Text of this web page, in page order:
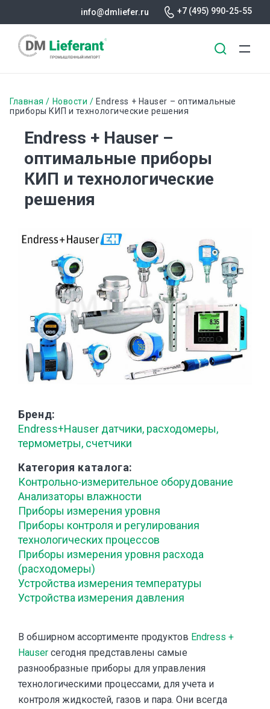
основному
info@dmliefer.ru +7 (495) 990-25-55
Строка
навигации
Главная Новости
Endress + Hauser – оптимальные
приборы КИП и технологические решения
Endress + Hauser –
оптимальные приборы
КИП и технологические
решения
Бренд
Endress+Hauser датчики, расходомеры,
термометры, счетчики
Категория каталога
Контрольно-измерительное оборудование
Анализаторы влажности
Приборы измерения уровня
Приборы контроля и регулирования
технологических процессов
Приборы измерения уровня расхода
(расходомеры)
Устройства измерения температуры
Устройства измерения давления
В обширном ассортименте продуктов Endress +
Hauser сегодня представлены самые
разнообразные приборы для управления
технологическими процессами, для учета и
контроля жидкостей, газов и пара. Они всегда